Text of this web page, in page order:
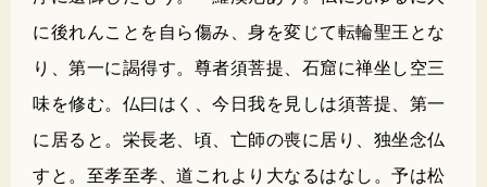
に後れんことを自ら傷み、身を変じて転輪聖王とな
り、第一に謁得す。尊者須菩提、石窟に禅坐し空三
味を修む。仏曰はく、今日我を見しは須菩提、第一
に居ると。栄長老、頃、亡師の喪に居り、独坐念仏
すと。至孝至孝、道これより大なるはなし。予は松